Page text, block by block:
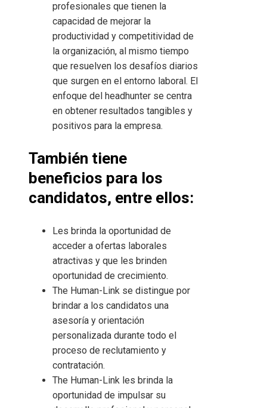
profesionales que tienen la
capacidad de mejorar la
productividad y competitividad de
la organización, al mismo tiempo
que resuelven los desafíos diarios
que surgen en el entorno laboral. El
enfoque del headhunter se centra
en obtener resultados tangibles y
positivos para la empresa.
También tiene
beneficios para los
candidatos, entre ellos:
Les brinda la oportunidad de
acceder a ofertas laborales
atractivas y que les brinden
oportunidad de crecimiento.
The Human-Link se distingue por
brindar a los candidatos una
asesoría y orientación
personalizada durante todo el
proceso de reclutamiento y
contratación.
The Human-Link les brinda la
oportunidad de impulsar su